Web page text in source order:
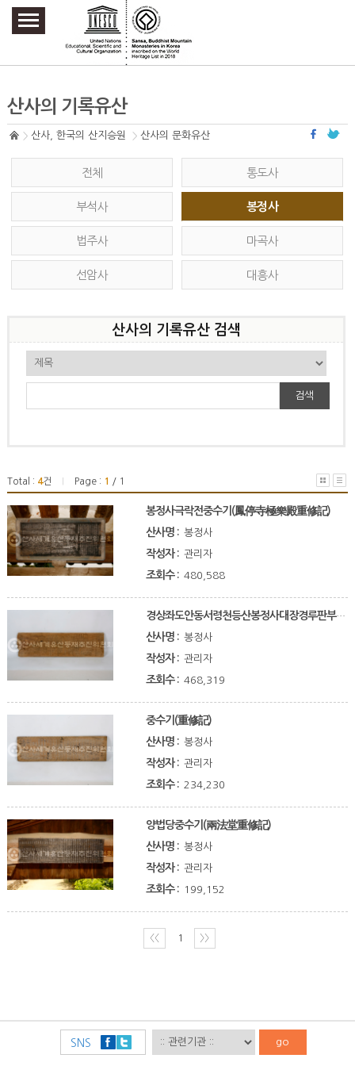
주요메뉴 바로가기
본문 바로가기
하단메뉴 바로가기
산사의 기록유산
산사, 한국의 산지승원 산사의 문화유산
전체 통도사
부석사 봉정사
법주사 마곡사
선암사 대흥사
산사의 기록유산 검색
검색
Total : 4건 Page : 1 / 1
봉정사극락전중수기(鳳停寺極樂殿重修記)
산사명 : 봉정사
작성자 : 관리자
조회수 : 480,588
경상좌도안동서령천등산봉정사대장경루판부수급인출체례규모기(慶尙左道安東西岺天燈山鳳停寺大藏經鏤板部數及印出体例規模記)
산사명 : 봉정사
작성자 : 관리자
조회수 : 468,319
중수기(重修記)
산사명 : 봉정사
작성자 : 관리자
조회수 : 234,230
양법당중수기(兩法堂重修記)
산사명 : 봉정사
작성자 : 관리자
조회수 : 199,152
〈〈 1 〉〉
go
SNS